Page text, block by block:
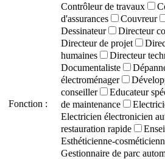
Fonction :
Contrôleur de travaux
d'assurances
Couvreur
Dessinateur
Directeur
Directeur de projet
humaines
Directeur
Documentaliste
électroménager
conseiller
Educateur
de maintenance
Electricien électronicien
restauration rapide
Esthéticienne-
Gestionnaire de parc